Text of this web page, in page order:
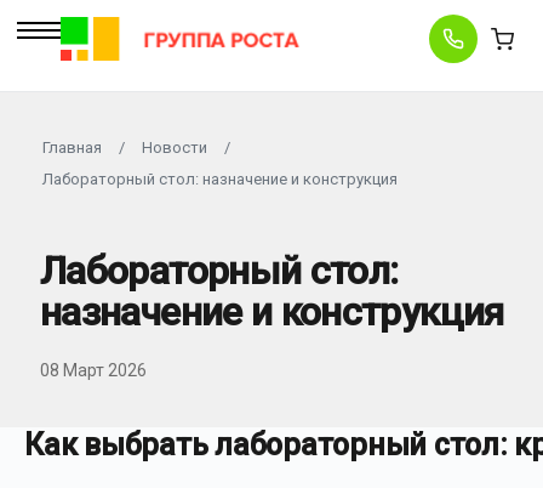
Главная / Новости
/
Лабораторный стол: назначение и конструкция
Лабораторный стол:
назначение и конструкция
08 Март 2026
Как выбрать лабораторный стол: